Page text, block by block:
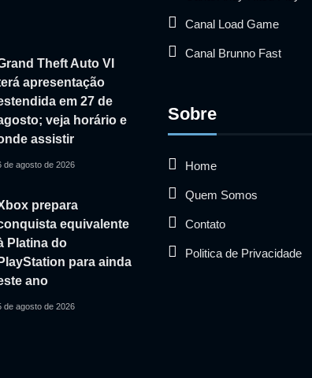
Theft Auto VI
apresentação
em 27 de
veja horário e
assistir
de agosto de 2026
prepara
equivalente
Platina do
PlayStation para ainda
ano
de agosto de 2026
Canal Load Game
Canal Brunno Fast
Sobre
Home
Quem Somos
Contato
Politica de Privacidade